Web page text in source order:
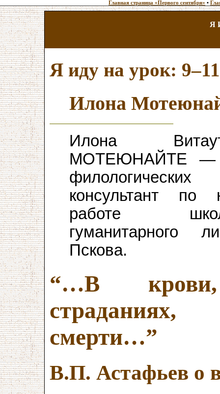
Главная страница «Первого сентября» •
Я
Я иду на урок:
Илона
Илона
МОТЕЮНАЙТЕ —
консультант по
работе
гуманитарного
Пскова.
“…В
смерти…”
В.П. Астафьев о